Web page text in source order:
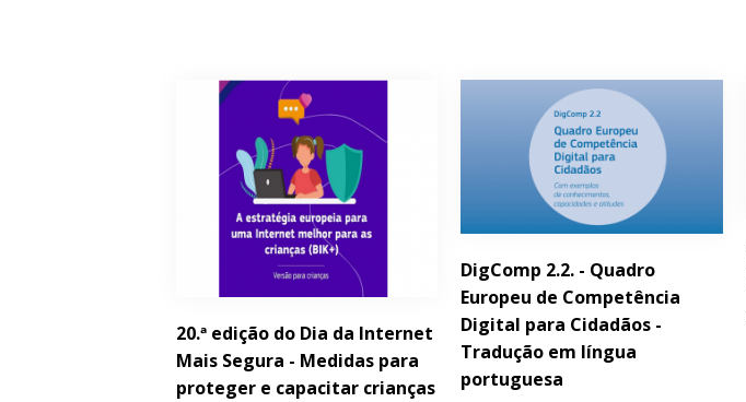
20.ª edição do Dia da Internet
Mais Segura - Medidas para
proteger e capacitar crianças
DigComp 2.2. - Quadro
Europeu de Competência
Digital para Cidadãos -
Tradução em língua
portuguesa